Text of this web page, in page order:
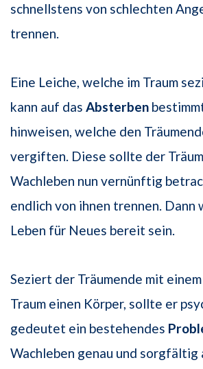
schnellstens von schlechten
trennen.
Eine Leiche, welche im Traum
kann auf das Absterben
hinweisen, welche den
vergiften. Diese sollte der
Wachleben nun vernünftig
endlich von ihnen trennen. Dann
Leben für Neues bereit sein.
Seziert der Träumende mit
Traum einen Körper, sollte er
gedeutet ein bestehendes
Wachleben genau und sorgfältig